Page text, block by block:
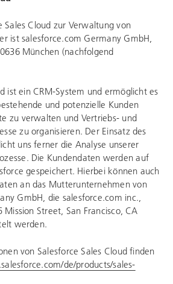
Sales Cloud zur Verwaltung von
ist salesforce.com Germany GmbH,
München (nachfolgend
ist ein CRM-System und ermöglicht es
und potenzielle Kunden
zu verwalten und Vertriebs- und
zu organisieren. Der Einsatz des
uns ferner die Analyse unserer
Die Kundendaten werden auf
gespeichert. Hierbei können auch
an das Mutterunternehmen von
GmbH, die salesforce.com inc.,
Mission Street, San Francisco, CA
werden.
von Salesforce Sales Cloud finden
de/products/sales-